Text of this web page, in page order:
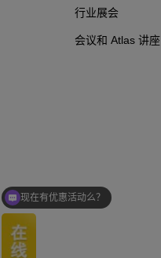
行业展会
会议和 Atlas 讲座
现在有优惠活动么？